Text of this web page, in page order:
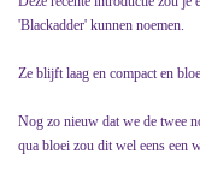
'Blackadder' kunnen noemen.
Ze blijft laag en compact en
Nog zo nieuw dat we de twee
qua bloei zou dit wel eens een